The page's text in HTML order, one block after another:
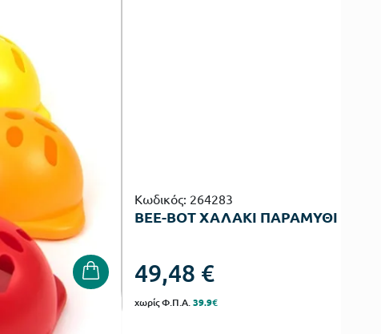
Κωδικός: 264283
BEE-BOT ΧΑΛΑΚΙ ΠΑΡΑΜΥΘΙ
49,48 €
χωρίς Φ.Π.Α.39.9€